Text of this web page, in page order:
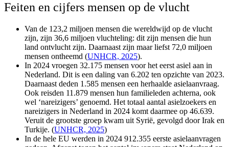
Feiten en cijfers mensen op de vlucht
Van de 1 23,2 miljoen mensen die wereldwijd op de vlucht
zijn, zijn 36,6 miljoen vluchteling: dit zijn mensen die hun
land ontvlucht zijn. Daarnaast zijn maar liefst 72,0 miljoen
mensen ontheemd (UNHCR, 2025).
In 2024 vroegen 32.1 75 mensen voor het eerst asiel aan in
Nederland. Dit is een daling van 6.202 ten opzichte van 2023.
Daarnaast deden 1.585 mensen een herhaalde asielaanvraag.
Ook reisden 11 .879 mensen hun familieleden achterna, ook
wel ‘nareizigers’ genoemd. Het totaal aantal asielzoekers en
nareizigers in Nederland in 2024 komt daarmee op 46.639.
Veruit de grootste groep kwam uit Syrië, gevolgd doorIrak en
Turkije. (UNHCR, 2025)
In de hele EU werden in 2024 912.355 eerste asielaanvragen